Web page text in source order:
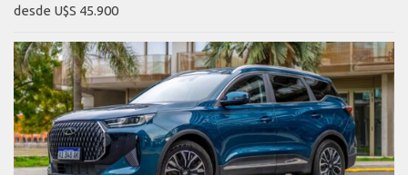
desde U$S 45.900